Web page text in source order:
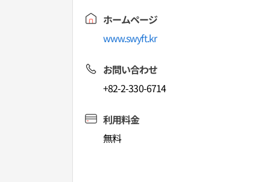
ホームページ
www.swyft.kr
お問い合わせ
+82-2-330-6714
利用料金
無料